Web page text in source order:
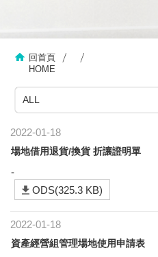
回首頁
HOME
ALL
2022-01-18
場地借用退貨/換貨 折讓證明單
-
ODS(325.3 KB)
2022-01-18
資產經營組管理場地使用申請表